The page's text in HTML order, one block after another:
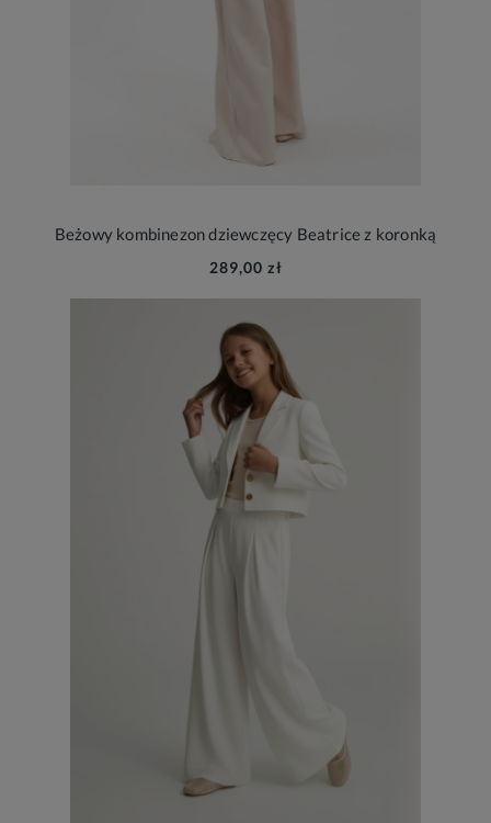
Beżowy kombinezon dziewczęcy Beatrice z koronką
289,00 zł